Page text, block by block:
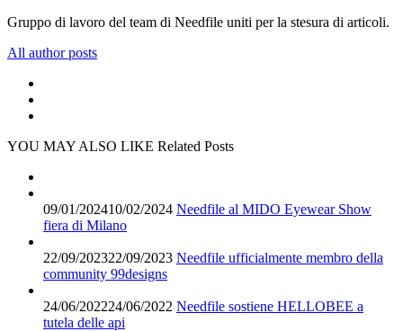
Gruppo di lavoro del team di Needfile uniti per la stesura di articoli.
All author posts
YOU MAY ALSO LIKE Related Posts
09/01/202410/02/2024 Needfile al MIDO Eyewear Show
fiera di Milano
22/09/202322/09/2023 Needfile ufficialmente membro della
community 99designs
24/06/202224/06/2022 Needfile sostiene HELLOBEE a
tutela delle api